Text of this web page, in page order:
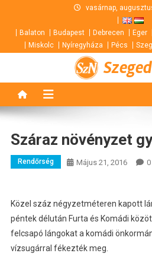
content
vasárnap,
Balaton Budapest Debrecen Eger
Miskolc
Nyíregyháza Pécs
Száraz növényzet
Rendőrség Május 21, 2016
Közel száz négyzetméteren kapott
péntek délután Furta és Komádi
felcsapó lángokat a komádi
vízsugárral fékezték meg.